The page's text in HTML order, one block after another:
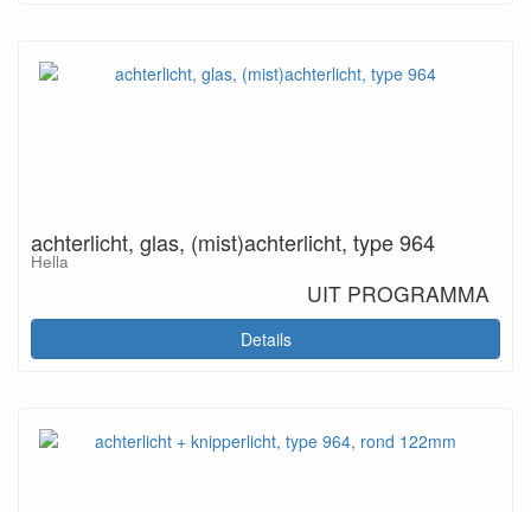
achterlicht, glas, (mist)achterlicht, type 964
Hella
UIT PROGRAMMA
Details